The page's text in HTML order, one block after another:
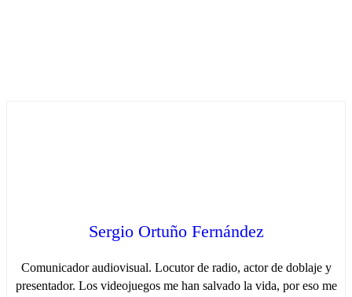
Sergio Ortuño Fernández
Comunicador audiovisual. Locutor de radio, actor de doblaje y
presentador. Los videojuegos me han salvado la vida, por eso me